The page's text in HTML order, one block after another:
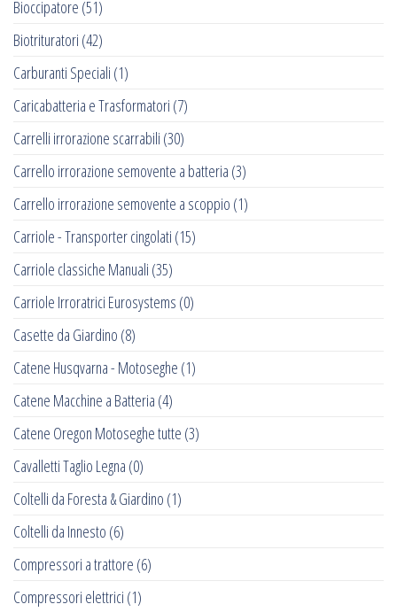
Bioccipatore (51)
Biotrituratori (42)
Carburanti Speciali (1)
Caricabatteria e Trasformatori (7)
Carrelli irrorazione scarrabili (30)
Carrello irrorazione semovente a batteria (3)
Carrello irrorazione semovente a scoppio (1)
Carriole - Transporter cingolati (15)
Carriole classiche Manuali (35)
Carriole Irroratrici Eurosystems (0)
Casette da Giardino (8)
Catene Husqvarna - Motoseghe (1)
Catene Macchine a Batteria (4)
Catene Oregon Motoseghe tutte (3)
Cavalletti Taglio Legna (0)
Coltelli da Foresta & Giardino (1)
Coltelli da Innesto (6)
Compressori a trattore (6)
Compressori elettrici (1)